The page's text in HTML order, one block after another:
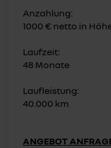
Anzahlung:
1000 € netto in
Laufzeit:
48 Monate
Laufleistung:
40.000 km
ANGEBOT